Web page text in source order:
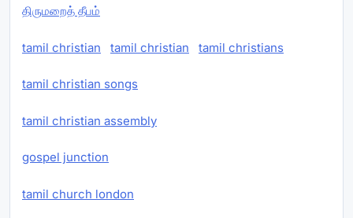
திருமறைத் தீபம்
tamil christian tamil christian tamil christians
tamil christian songs
tamil christian assembly
gospel junction
tamil church london